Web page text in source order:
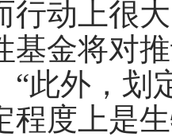
行动上很
基金将对
“此外，划
程度上是